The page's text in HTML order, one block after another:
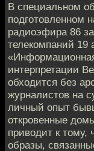
В специальном
подготовленном
радиоэфира 86
телекомпаний 19
интерпретации
обходится без
журналистов на
личный опыт
откровенные
приводит к тому,
образы,